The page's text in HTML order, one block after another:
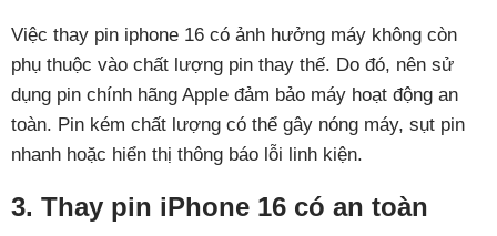
Việc thay pin iphone 16 có ảnh hưởng máy không còn
phụ thuộc vào chất lượng pin thay thế. Do đó, nên sử
dụng pin chính hãng Apple đảm bảo máy hoạt động an
toàn. Pin kém chất lượng có thể gây nóng máy, sụt pin
nhanh hoặc hiển thị thông báo lỗi linh kiện.
3. Thay pin iPhone 16 có an toàn